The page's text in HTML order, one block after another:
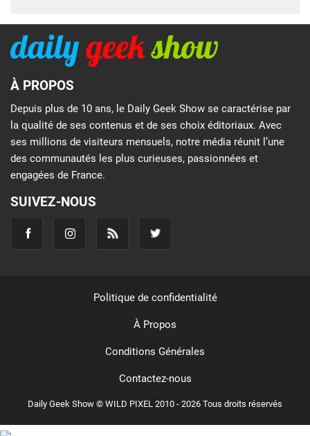
À PROPOS
Depuis plus de 10 ans, le Daily Geek Show se caractérise par
la qualité de ses contenus et de ses choix éditoriaux. Avec
ses millions de visiteurs mensuels, notre média réunit l’une
des communautés les plus curieuses, passionnées et
engagées de France.
SUIVEZ-NOUS
Daily Geek Show © WILD PIXEL 2010 - 2026 Tous droits réservés
Politique de confidentialité
À Propos
Conditions Générales
Contactez-nous